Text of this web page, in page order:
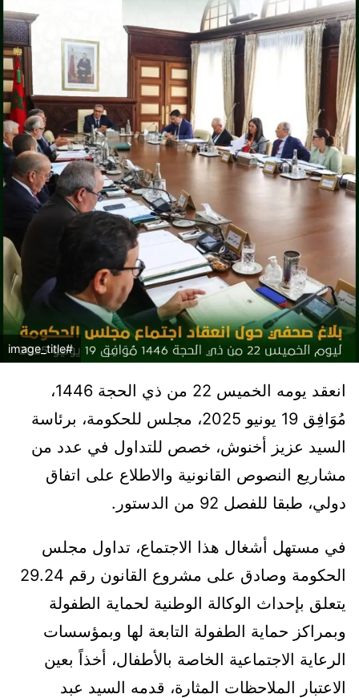
#image_title
انعقد يومه الخميس 22 من ذي الحجة 1446،
مُوَافِق 19 يونيو 2025، مجلس للحكومة، برئاسة
السيد عزيز أخنوش، خصص للتداول في عدد من
مشاريع النصوص القانونية والاطلاع على اتفاق
دولي، طبقا للفصل 92 من الدستور.
في مستهل أشغال هذا الاجتماع، تداول مجلس
الحكومة وصادق على مشروع القانون رقم 29.24
يتعلق بإحداث الوكالة الوطنية لحماية الطفولة
وبمراكز حماية الطفولة التابعة لها وبمؤسسات
الرعاية الاجتماعية الخاصة بالأطفال، أخذاً بعين
الاعتبار الملاحظات المثارة، قدمه السيد عبد